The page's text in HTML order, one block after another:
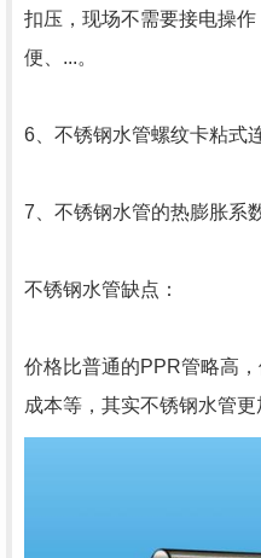
扣压，现场不需要接电操
便、...。
6、不锈钢水管螺纹卡粘式
7、不锈钢水管的热膨胀系
不锈钢水管缺点：
价格比普通的PPR管略高
成本等，其实不锈钢水管更